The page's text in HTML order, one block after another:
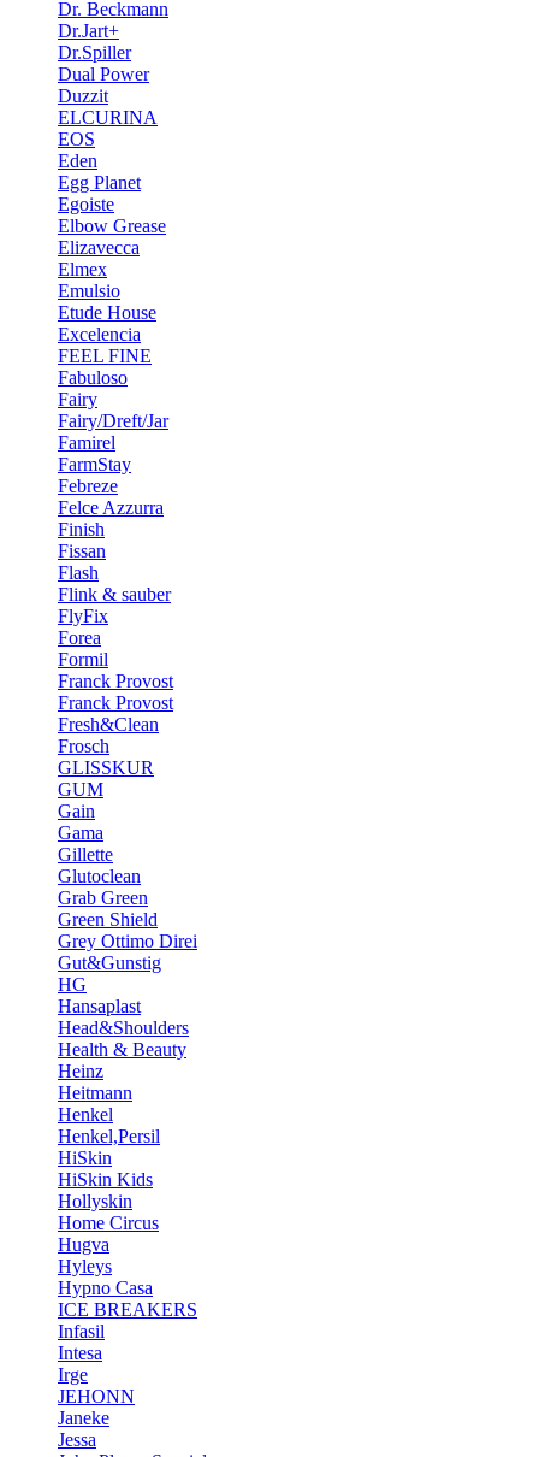
Dr. Beckmann
Dr.Jart+
Dr.Spiller
Dual Power
Duzzit
ELCURINA
EOS
Eden
Egg Planet
Egoiste
Elbow Grease
Elizavecca
Elmex
Emulsio
Etude House
Excelencia
FEEL FINE
Fabuloso
Fairy
Fairy/Dreft/Jar
Famirel
FarmStay
Febreze
Felce Azzurra
Finish
Fissan
Flash
Flink & sauber
FlyFix
Forea
Formil
Franck Provost
Franck Provost
Fresh&Clean
Frosch
GLISSKUR
GUM
Gain
Gama
Gillette
Glutoclean
Grab Green
Green Shield
Grey Ottimo Direi
Gut&Gunstig
HG
Hansaplast
Head&Shoulders
Health & Beauty
Heinz
Heitmann
Henkel
Henkel,Persil
HiSkin
HiSkin Kids
Hollyskin
Home Circus
Hugva
Hyleys
Hypno Casa
ICE BREAKERS
Infasil
Intesa
Irge
JEHONN
Janeke
Jessa